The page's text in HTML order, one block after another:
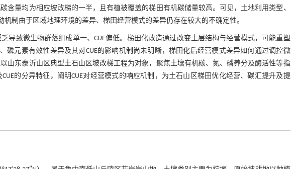
含量均为相应坡改梯的一半，且有植被覆盖的梯田有机碳储量较高。可见，土地利用类型、
制由于区域地理环境的差异、梯田经营模式的差异仍存在较大的不确定性。
导致微生物群落组成单一、CUE偏低。梯田化改造通过改变土层结构与经营模式，可能重塑
磷元素有效性差异及其对CUE的影响机制尚未明晰，梯田化后经营模式差异如何通过调控微
山东泰沂山区典型土石山区坡改梯工程为对象，聚焦土壤有机碳、氮、磷养分及酶活性等指
的分异特征，阐明CUE对经营模式的响应机制，为土石山区梯田优化经营、碳汇提升及提